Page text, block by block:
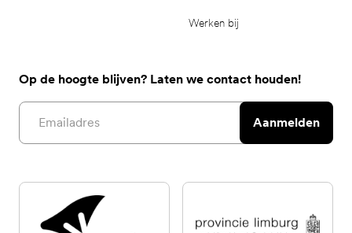
Werken bij
Op de hoogte blijven? Laten we contact houden!
Email address
Aanmelden